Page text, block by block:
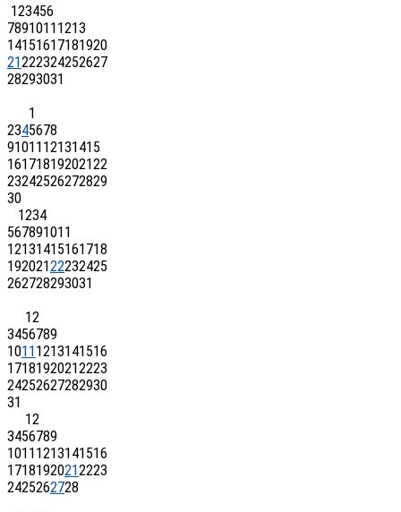
123456
7891011 1213
14151617181920
21222324252627
28293031
1
2345678
91011 12131415
16171819202122
23242526272829
30
1234
567891011
12131415161718
19202122232425
262728293031
12
3456789
1011 1213141516
17181920212223
24252627282930
31
12
3456789
1011 1213141516
17181920212223
2425262728